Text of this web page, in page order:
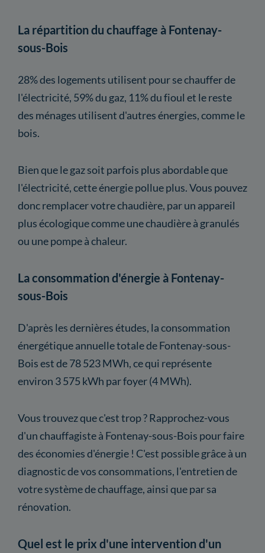
La répartition du chauffage à Fontenay-
sous-Bois
28% des logements utilisent pour se chauffer de
l'électricité, 59% du gaz, 11% du fioul et le reste
des ménages utilisent d'autres énergies, comme le
bois.
Bien que le gaz soit parfois plus abordable que
l'électricité, cette énergie pollue plus. Vous pouvez
donc remplacer votre chaudière, par un appareil
plus écologique comme une chaudière à granulés
ou une pompe à chaleur.
La consommation d'énergie à Fontenay-
sous-Bois
D'après les dernières études, la consommation
énergétique annuelle totale de Fontenay-sous-
Bois est de 78 523 MWh, ce qui représente
environ 3 575 kWh par foyer (4 MWh).
Vous trouvez que c'est trop ? Rapprochez-vous
d'un chauffagiste à Fontenay-sous-Bois pour faire
des économies d'énergie ! C'est possible grâce à un
diagnostic de vos consommations, l'entretien de
votre système de chauffage, ainsi que par sa
rénovation.
Quel est le prix d'une intervention d'un